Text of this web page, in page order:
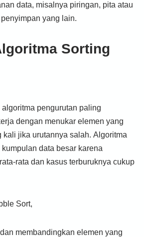
data, misalnya piringan, pita atau
yang lain.
Sorting
pengurutan paling
dengan menukar elemen yang
kali jika urutannya salah. Algoritma
data besar karena
rata dan kasus terburuknya cukup
Sort,
membandingkan elemen yang